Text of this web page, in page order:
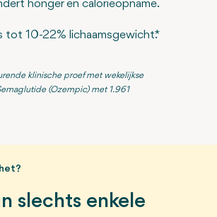
klinische proef met wekelijkse
(Ozempic) met 1.961
honger en calorieopname.
tot 10-22% lichaamsgewicht.*
slechts enkele